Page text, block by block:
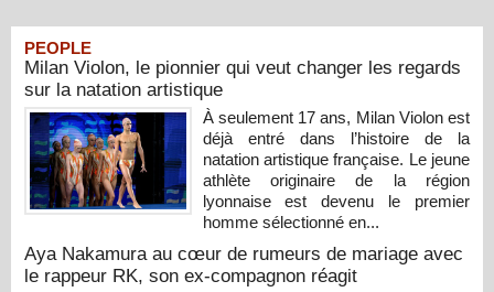
PEOPLE
Milan Violon, le pionnier qui veut changer les regards
sur la natation artistique
À seulement 17 ans, Milan Violon est
déjà entré dans l’histoire de la
natation artistique française. Le jeune
athlète originaire de la région
lyonnaise est devenu le premier
homme sélectionné en...
Aya Nakamura au cœur de rumeurs de mariage avec
le rappeur RK, son ex-compagnon réagit